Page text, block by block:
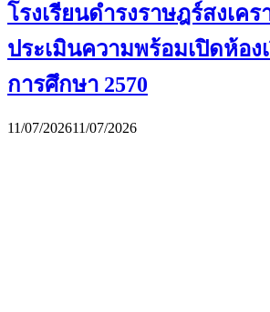
โรงเรียนดำรงราษฎร์สงเค
ประเมินความพร้อมเปิดห้อง
การศึกษา 2570
11/07/202611/07/2026